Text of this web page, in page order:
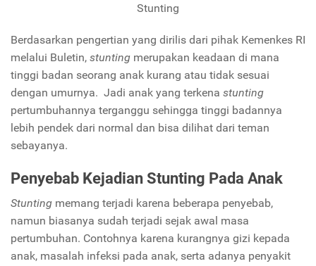
Stunting
Berdasarkan pengertian yang dirilis dari pihak Kemenkes RI
melalui Buletin, stunting merupakan keadaan di mana
tinggi badan seorang anak kurang atau tidak sesuai
dengan umurnya. Jadi anak yang terkena stunting
pertumbuhannya terganggu sehingga tinggi badannya
lebih pendek dari normal dan bisa dilihat dari teman
sebayanya.
Penyebab Kejadian Stunting Pada Anak
Stunting memang terjadi karena beberapa penyebab,
namun biasanya sudah terjadi sejak awal masa
pertumbuhan. Contohnya karena kurangnya gizi kepada
anak, masalah infeksi pada anak, serta adanya penyakit